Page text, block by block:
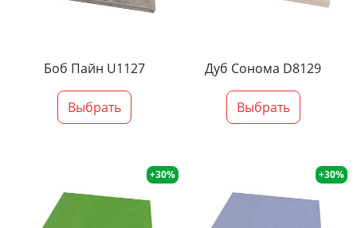
Боб Пайн U1127
Выбрать
Дуб Сонома D8129
Выбрать
+30% +30%